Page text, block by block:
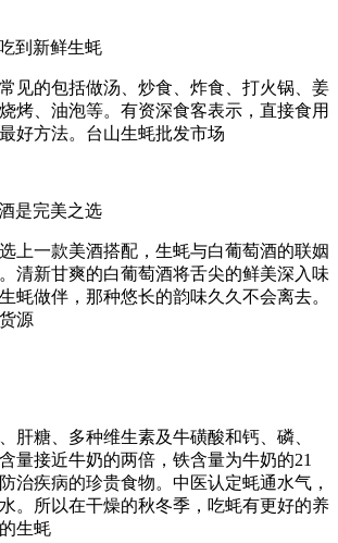
到新鲜生蚝
见的包括做汤、炒食、炸食、打火锅、姜
烤、油泡等。有资深食客表示，直接食用
好方法。台山生蚝批发市场
是完美之选
上一款美酒搭配，生蚝与白葡萄酒的联姻
清新甘爽的白葡萄酒将舌尖的鲜美深入味
蚝做伴，那种悠长的韵味久久不会离去。
源
肝糖、多种维生素及牛磺酸和钙、磷、
量接近牛奶的两倍，铁含量为牛奶的21
治疾病的珍贵食物。中医认定蚝通水气，
。所以在干燥的秋冬季，吃蚝有更好的养
生蚝